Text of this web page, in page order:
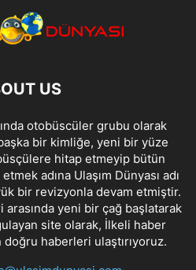
US
otobüscüler grubu olarak
bir kimliğe, yeni bir yüze
hitap etmeyip bütün
adına Ulaşım Dünyası adı
bir revizyonla devam etmiştir.
arasında yeni bir çağ başlatarak
site olarak, İlkeli haber
doğru haberleri ulaştırıyoruz.